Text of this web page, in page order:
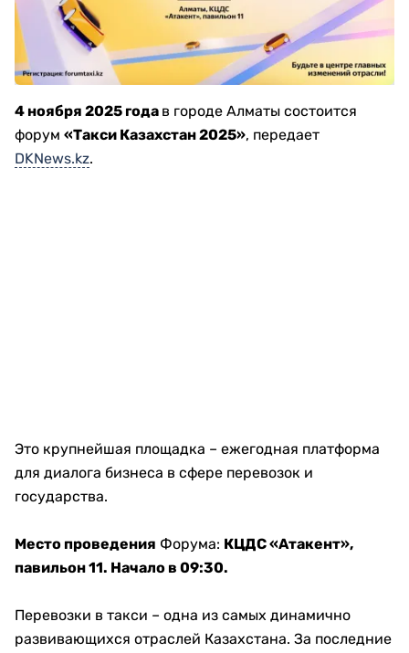
4 ноября 2025 года в городе Алматы состоится
форум «Такси Казахстан 2025», передает
DKNews.kz.
Это крупнейшая площадка – ежегодная платформа
для диалога бизнеса в сфере перевозок и
государства.
Место проведения Форума: КЦДС «Атакент»,
павильон 11. Начало в 09:30.
Перевозки в такси – одна из самых динамично
развивающихся отраслей Казахстана. За последние